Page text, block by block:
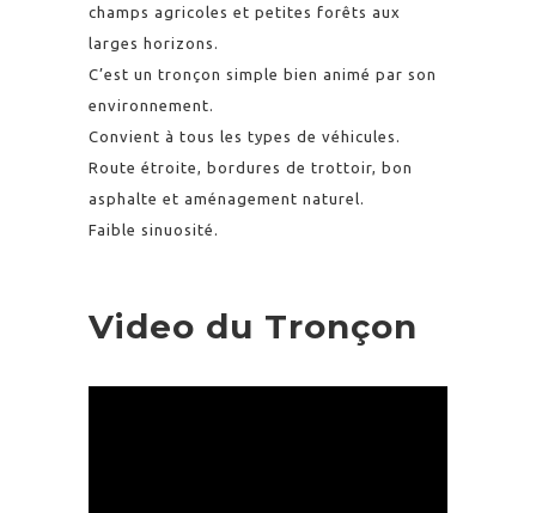
champs agricoles et petites forêts aux
larges horizons.
C’est un tronçon simple bien animé par son
environnement.
Convient à tous les types de véhicules.
Route étroite, bordures de trottoir, bon
asphalte et aménagement naturel.
Faible sinuosité.
Video du Tronçon